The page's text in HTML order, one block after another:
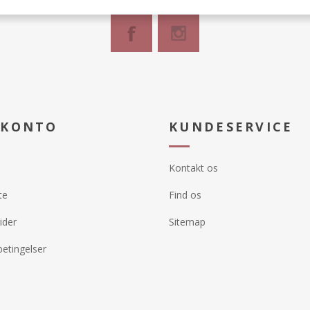
KUNDESERVICE
Kontakt os
Find os
Sitemap